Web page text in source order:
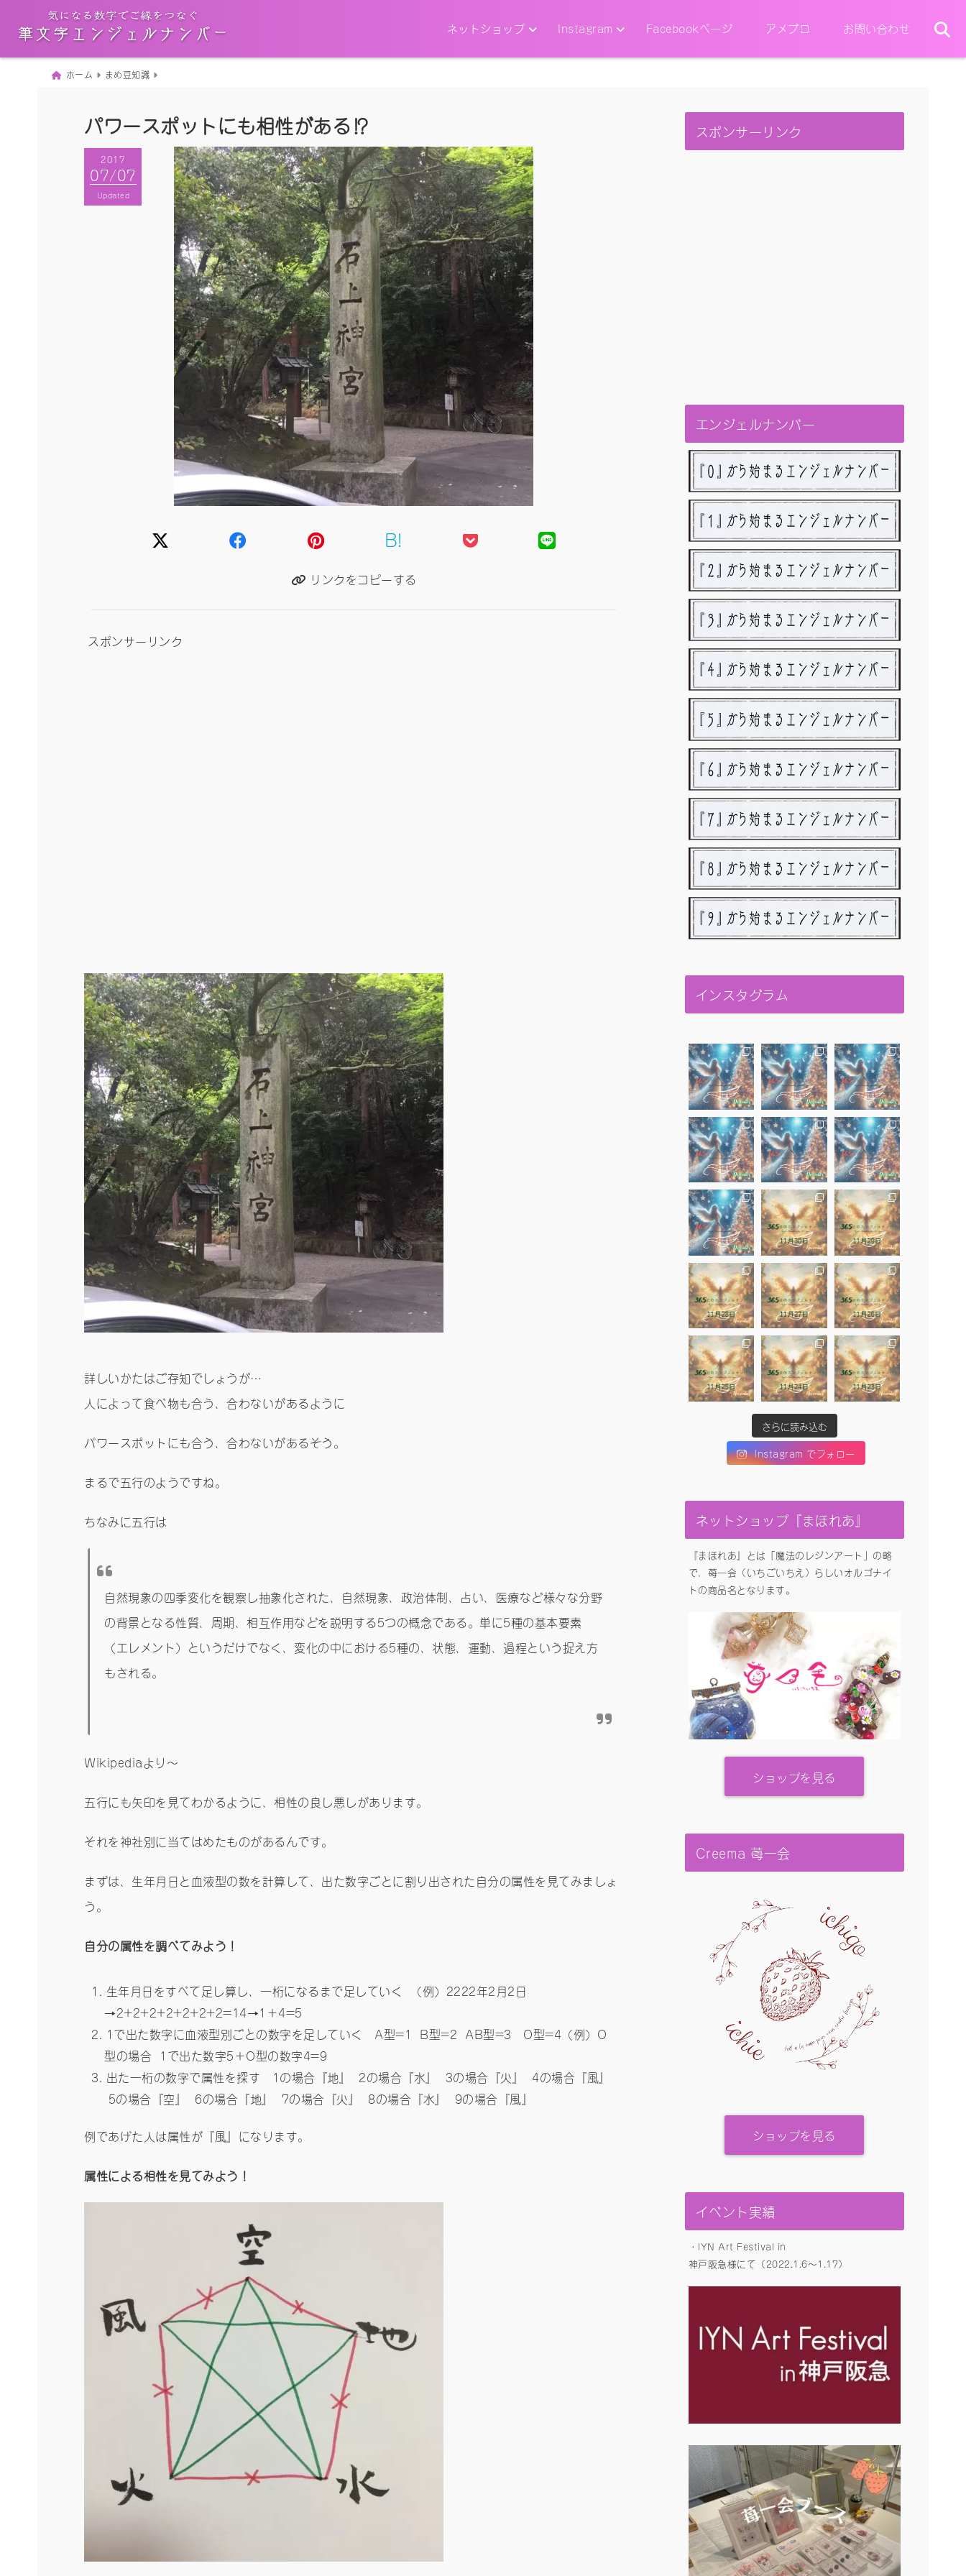
ネットショップ Instagram Facebookページ アメブロ お問い合わせ
ホーム まめ豆知識
パワースポットにも相性がある⁉︎
2017
07/07
Updated
2017
07/07
Published
B!
リンクをコピーする
スポンサーリンク
詳しいかたはご存知でしょうが…
人によって食べ物も合う、合わないがあるように
パワースポットにも合う、合わないがあるそう。
まるで五行のようですね。
ちなみに五行は
自然現象の四季変化を観察し抽象化された、自然現象、政治体制、占い、医療など様々な分野
の背景となる性質、周期、相互作用などを説明する5つの概念である。単に5種の基本要素
（エレメント）というだけでなく、変化の中における5種の、状態、運動、過程という捉え方
もされる。
Wikipediaより～
五行にも矢印を見てわかるように、相性の良し悪しがあります。
それを神社別に当てはめたものがあるんです。
まずは、生年月日と血液型の数を計算して、出た数字ごとに割り出された自分の属性を見てみましょ
う。
自分の属性を調べてみよう！
生年月日をすべて足し算し、一桁になるまで足していく （例）2222年2月2日
→2+2+2+2+2+2+2=14→1＋4=5
1で出た数字に血液型別ごとの数字を足していく A型=1 B型=2 AB型=3 O型=4（例）O
型の場合 1で出た数字5＋O型の数字4=9
出た一桁の数字で属性を探す 1の場合『地』 2の場合『水』 3の場合『火』 4の場合『風』
5の場合『空』 6の場合『地』 7の場合『火』 8の場合『水』 9の場合『風』
例であげた人は属性が『風』になります。
属性による相性を見てみよう！
スポンサーリンク
エンジェルナンバー
インスタグラム
さらに読み込む
Instagram でフォロー
ネットショップ『まほれあ』
『まほれあ』とは「魔法のレジンアート」の略
で、苺一会（いちごいちえ）らしいオルゴナイ
トの商品名となります。
ショップを見る
Creema 苺一会
ショップを見る
イベント実績
・IYN Art Festival in
神戸阪急様にて（2022.1.6〜1.17）